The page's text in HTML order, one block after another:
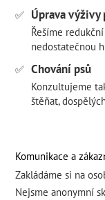
✅ Úprava
Řešíme
nedostatečnou
✅ Chování psů
Konzultujeme
štěňat,
Komunikace a
Zakládáme si na
Nejsme anonymní